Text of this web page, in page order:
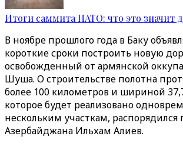
Итоги саммита НАТО: что это значит
В ноябре прошлого года в Баку
короткие сроки построить новую
освобожденный от армянской
Шуша. О строительстве полотна
более 100 километров и шириной
которое будет реализовано
нескольким участкам, распорядился
Азербайджана Ильхам Алиев.